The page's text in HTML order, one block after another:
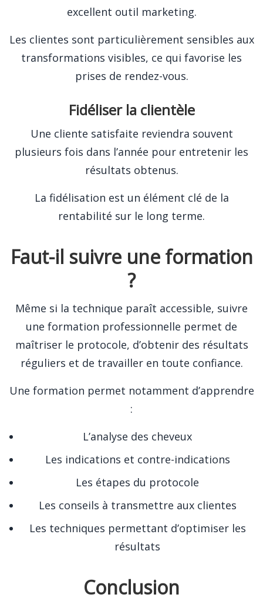
excellent outil marketing.
Les clientes sont particulièrement sensibles aux
transformations visibles, ce qui favorise les
prises de rendez-vous.
Fidéliser la clientèle
Une cliente satisfaite reviendra souvent
plusieurs fois dans l’année pour entretenir les
résultats obtenus.
La fidélisation est un élément clé de la
rentabilité sur le long terme.
Faut-il suivre une formation
?
Même si la technique paraît accessible, suivre
une formation professionnelle permet de
maîtriser le protocole, d’obtenir des résultats
réguliers et de travailler en toute confiance.
Une formation permet notamment d’apprendre
:
L’analyse des cheveux
Les indications et contre-indications
Les étapes du protocole
Les conseils à transmettre aux clientes
Les techniques permettant d’optimiser les
résultats
Conclusion